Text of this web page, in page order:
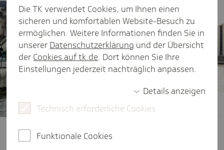
Krankenversicherung, der Zugang
Gesundheitspolitik im Fokus
Die TK verwendet Cookies, um Ihnen einen
sicheren und komfortablen Website-Besuch zu
ermöglichen. Weitere Informationen finden Sie in
unserer Datenschutzerklärung und der Übersicht
der Cookies auf tk.de. Dort können Sie Ihre
Einstellungen jederzeit nachträglich anpassen.
Details anzeigen
Technisch erforderliche Cookies
Funktionale Cookies